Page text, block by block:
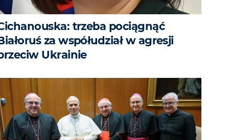
trzeba pociągnąć
za współudział w agresji
Ukrainie